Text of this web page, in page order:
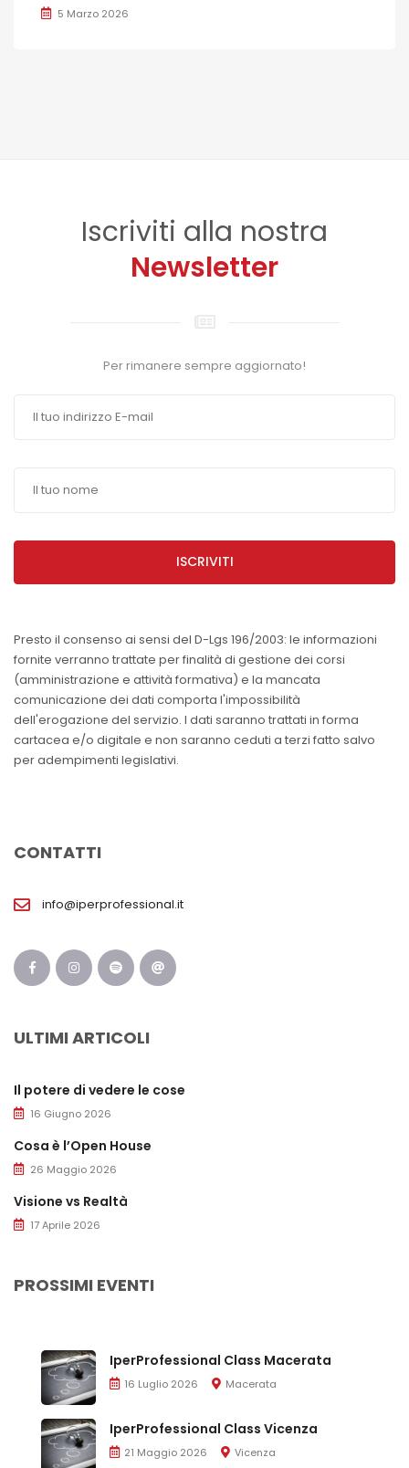
5 Marzo 2026
Iscriviti alla nostra
Newsletter
Per rimanere sempre aggiornato!
ISCRIVITI
Presto il consenso ai sensi del D-Lgs 196/2003: le informazioni
fornite verranno trattate per finalità di gestione dei corsi
(amministrazione e attività formativa) e la mancata
comunicazione dei dati comporta l'impossibilità
dell'erogazione del servizio. I dati saranno trattati in forma
cartacea e/o digitale e non saranno ceduti a terzi fatto salvo
per adempimenti legislativi.
CONTATTI
info@iperprofessional.it
ULTIMI ARTICOLI
Il potere di vedere le cose
16 Giugno 2026
Cosa è l’Open House
26 Maggio 2026
Visione vs Realtà
17 Aprile 2026
PROSSIMI EVENTI
IperProfessional Class Macerata
16 Luglio 2026 Macerata
IperProfessional Class Vicenza
21 Maggio 2026 Vicenza